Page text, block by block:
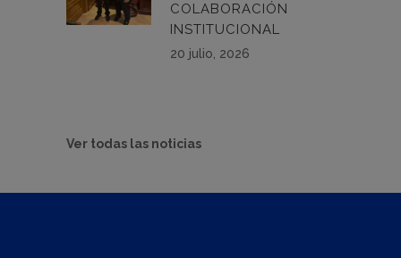
COLABORACIÓN
INSTITUCIONAL
20 julio, 2026
Ver todas las noticias